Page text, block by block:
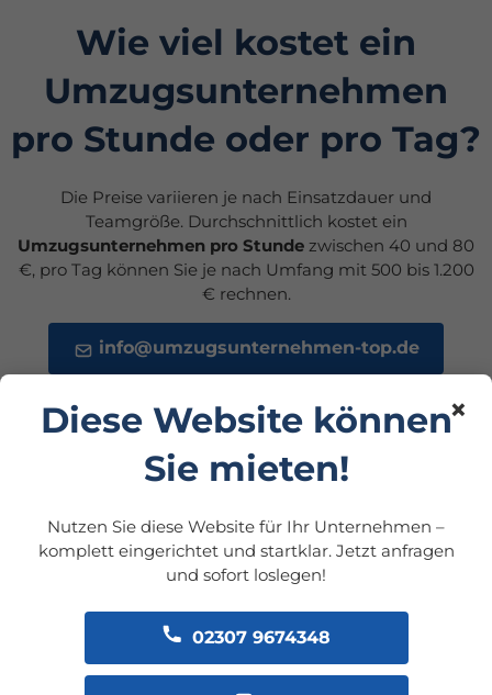
Wie viel kostet ein
Umzugsunternehmen
pro Stunde oder pro Tag?
Die Preise variieren je nach Einsatzdauer und
Teamgröße. Durchschnittlich kostet ein
Umzugsunternehmen pro Stunde zwischen 40 und 80
€, pro Tag können Sie je nach Umfang mit 500 bis 1.200
€ rechnen.
info@umzugsunternehmen-top.de
Umzugsunternehmen
Um das passende Unternehmen zu finden, lohnt sich ein
Umzugsunternehmen Preisvergleich. Achten Sie auf
×
Diese Website können
Sie mieten!
Nutzen Sie diese Website für Ihr Unternehmen –
komplett eingerichtet und startklar. Jetzt anfragen
und sofort loslegen!
02307 9674348